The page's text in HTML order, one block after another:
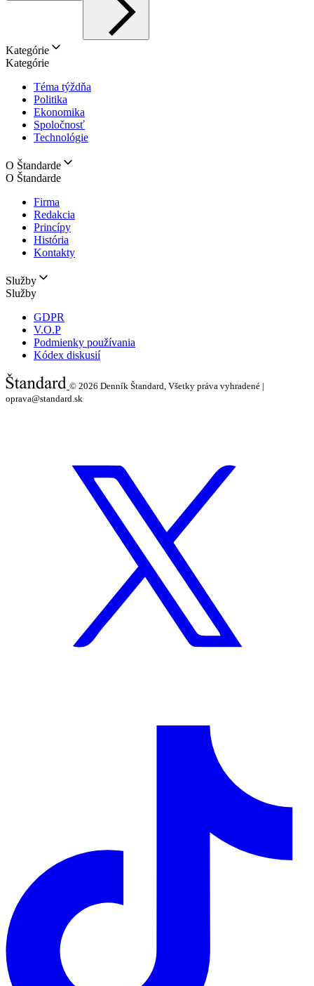
Kategórie
Kategórie
Téma týždňa
Politika
Ekonomika
Spoločnosť
Technológie
O Štandarde
O Štandarde
Firma
Redakcia
Princípy
História
Kontakty
Služby
Služby
GDPR
V.O.P
Podmienky používania
Kódex diskusií
© 2026 Denník Štandard, Všetky práva vyhradené |
oprava@standard.sk